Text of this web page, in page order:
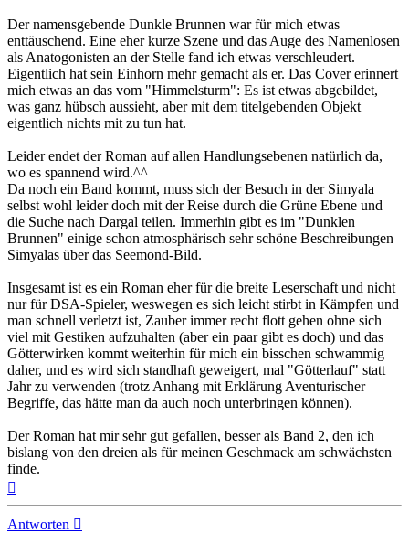
Der namensgebende Dunkle Brunnen war für mich etwas
enttäuschend. Eine eher kurze Szene und das Auge des Namenlosen
als Anatogonisten an der Stelle fand ich etwas verschleudert.
Eigentlich hat sein Einhorn mehr gemacht als er. Das Cover erinnert
mich etwas an das vom "Himmelsturm": Es ist etwas abgebildet,
was ganz hübsch aussieht, aber mit dem titelgebenden Objekt
eigentlich nichts mit zu tun hat.
Leider endet der Roman auf allen Handlungsebenen natürlich da,
wo es spannend wird.^^
Da noch ein Band kommt, muss sich der Besuch in der Simyala
selbst wohl leider doch mit der Reise durch die Grüne Ebene und
die Suche nach Dargal teilen. Immerhin gibt es im "Dunklen
Brunnen" einige schon atmosphärisch sehr schöne Beschreibungen
Simyalas über das Seemond-Bild.
Insgesamt ist es ein Roman eher für die breite Leserschaft und nicht
nur für DSA-Spieler, weswegen es sich leicht stirbt in Kämpfen und
man schnell verletzt ist, Zauber immer recht flott gehen ohne sich
viel mit Gestiken aufzuhalten (aber ein paar gibt es doch) und das
Götterwirken kommt weiterhin für mich ein bisschen schwammig
daher, und es wird sich standhaft geweigert, mal "Götterlauf" statt
Jahr zu verwenden (trotz Anhang mit Erklärung Aventurischer
Begriffe, das hätte man da auch noch unterbringen können).
Der Roman hat mir sehr gut gefallen, besser als Band 2, den ich
bislang von den dreien als für meinen Geschmack am schwächsten
finde.
Antworten